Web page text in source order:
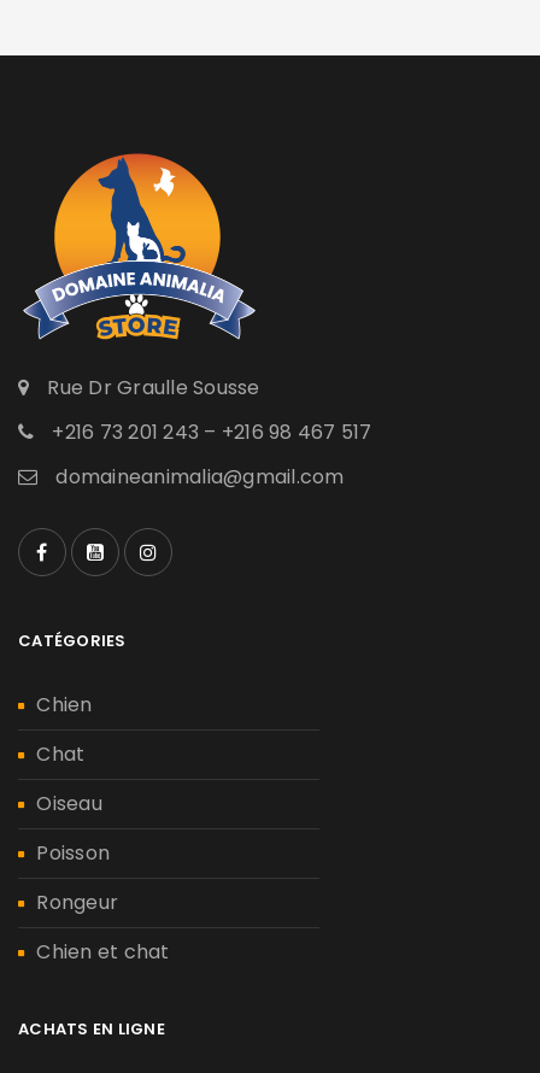
Rue Dr Graulle Sousse
+216 73 201 243 – +216 98 467 517
domaineanimalia@gmail.com
CATÉGORIES
Chien
Chat
Oiseau
Poisson
Rongeur
Chien et chat
ACHATS EN LIGNE